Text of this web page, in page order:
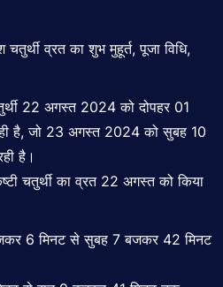
व्रत का शुभ मुहूर्त, पूजा विधि,
22 अगस्त 2024 को दोपहर 01
है, जो 23 अगस्त 2024 को सुबह 10
है।
चतुर्थी का व्रत 22 अगस्त को किया
6 मिनट से सुबह 7 बजकर 42 मिनट